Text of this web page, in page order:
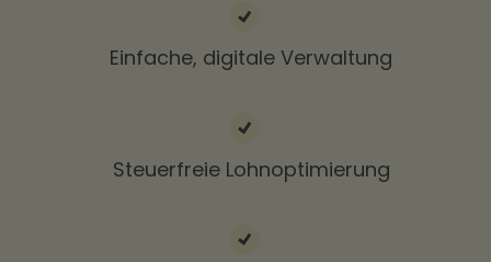
Einfache, digitale Verwaltung
Steuerfreie Lohnoptimierung